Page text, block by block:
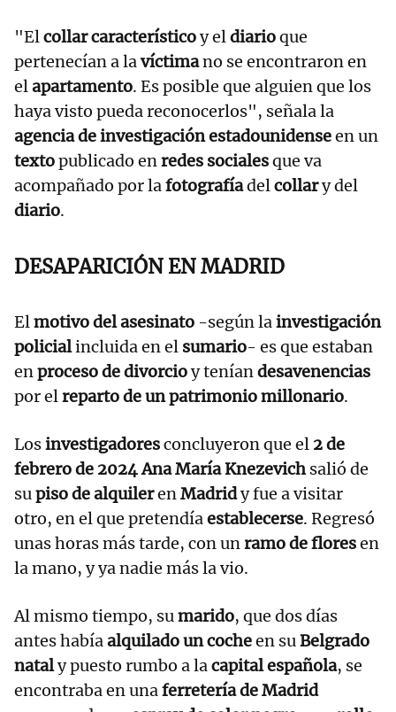
"Elcollar característicoy eldiarioque
pertenecían a lavíctimano se encontraron en
elapartamento. Es posible que alguien que los
haya visto pueda reconocerlos", señala la
agencia de investigación estadounidenseen un
textopublicado enredes socialesque va
acompañado por lafotografíadelcollary del
diario.
DESAPARICIÓN EN MADRID
Elmotivo del asesinato -según lainvestigación
policialincluida en el sumario- es que estaban
enproceso de divorcioy teníandesavenencias
por elreparto de un patrimonio millonario.
Losinvestigadoresconcluyeron que el 2 de
febrero de 2024Ana María Knezevich salió de
supiso de alquilerenMadridy fue a visitar
otro, en el que pretendíaestablecerse. Regresó
unas horas más tarde, con unramo de floresen
la mano, y ya nadie más la vio.
Al mismo tiempo, sumarido, que dos días
antes habíaalquilado un cocheen suBelgrado
nataly puesto rumbo a lacapital española, se
encontraba en unaferretería de Madrid